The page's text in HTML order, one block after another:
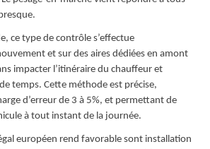
ce type de contrôle s’effectue
et sur des aires dédiées en amont
impacter l’itinéraire du chauffeur et
temps. Cette méthode est précise,
d’erreur de 3 à 5%, et permettant de
à tout instant de la journée.
européen rend favorable sont installation